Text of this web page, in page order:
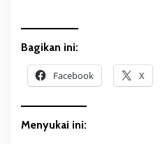
Bagikan ini:
Facebook X
Menyukai ini: